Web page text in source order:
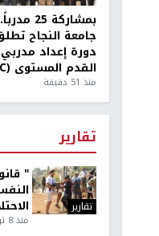
بمشاركة 25
جامعة النجاح
دورة إعداد
القدم المستوى (C)
منذ 51 دقيقة
تقارير
تقارير
"
منذ 8 ثواني